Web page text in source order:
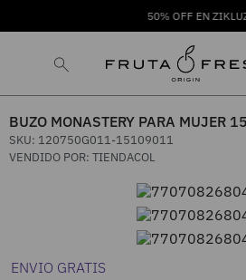
50% OFF EN
BUZO MONASTERY PARA MUJER
SKU: 120750G011-15109011
VENDIDO POR: TIENDACOL
ENVIO GRATIS